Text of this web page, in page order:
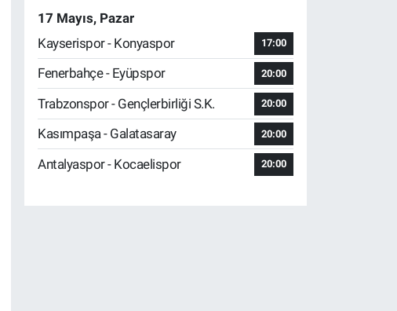
17 Mayıs, Pazar
Kayserispor - Konyaspor
17:00
Fenerbahçe - Eyüpspor 20:00
Trabzonspor - Gençlerbirliği S.K. 20:00
Kasımpaşa - Galatasaray 20:00
Antalyaspor - Kocaelispor 20:00